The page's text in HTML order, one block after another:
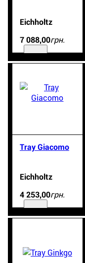
Eichholtz
7 088,00грн.
Tray Giacomo
Eichholtz
4 253,00грн.